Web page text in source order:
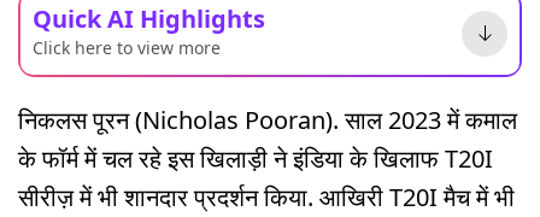
Quick AI Highlights
Click here to view more
निकलस पूरन (Nicholas Pooran). साल 2023 में कमाल
के फॉर्म में चल रहे इस खिलाड़ी ने इंडिया के खिलाफ T20I
सीरीज़ में भी शानदार प्रदर्शन किया. आखिरी T20I मैच में भी